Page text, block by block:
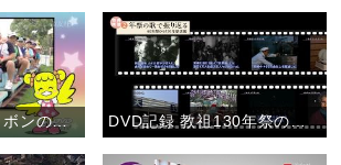
DVD「ピッキー リボンのレッツゴー！こどもおぢばがえり」(お知らせ)